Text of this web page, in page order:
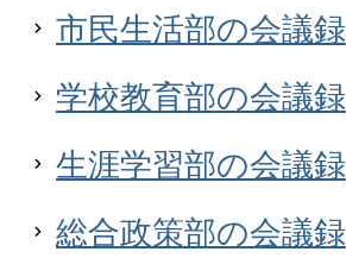
市民生活部の会議録
学校教育部の会議録
生涯学習部の会議録
総合政策部の会議録